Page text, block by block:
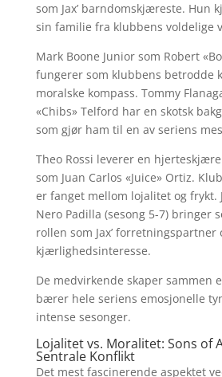
som Jax’ barndomskjæreste. Hun
sin familie fra klubbens voldelige
Mark Boone Junior som Robert
fungerer som klubbens betrodde
moralske kompass. Tommy
«Chibs» Telford har en skotsk
som gjør ham til en av seriens
Theo Rossi leverer en
som Juan Carlos «Juice» Ortiz.
er fanget mellom lojalitet og frykt.
Nero Padilla (sesong 5-7) bringer
rollen som Jax’ forretningspartner
kjærlighedsinteresse.
De medvirkende skaper sammen
bærer hele seriens emosjonelle
intense sesonger.
Lojalitet vs. Moralitet: Sons of
Sentrale Konflikt
Det mest fascinerende aspektet